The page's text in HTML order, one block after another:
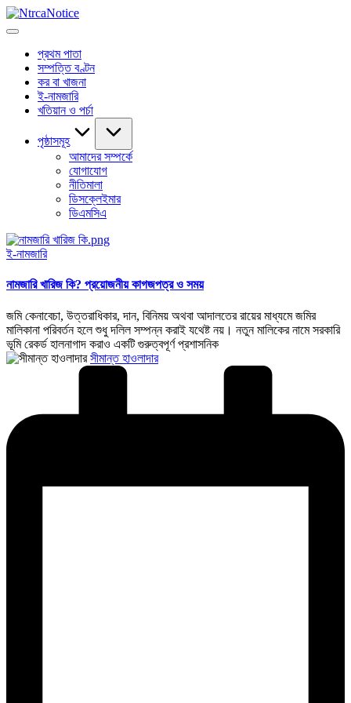
Skip
to
NtrcaNotice
বাংলাদেশের
সংক্রান্ত
প্রথম পাতা
সম্পত্তি বণ্টন
কর বা খাজনা
ই-নামজারি
খতিয়ান ও পর্চা
পৃষ্ঠাসমূহ
আমাদের সম্পর্কে
যোগাযোগ
নীতিমালা
ডিসক্লেইমার
ডিএমসিএ
Posted
ই-নামজারি
নামজারি খারিজ কি? প্রয়োজনীয় কাগজপত্র ও সময়
জমি কেনাবেচা, উত্তরাধিকার, দান, বিনিময় অথবা আদালতের রায়ের মাধ্যমে জমির
মালিকানা পরিবর্তন হলে শুধু দলিল সম্পন্ন করাই যথেষ্ট নয়। নতুন মালিকের নামে সরকারি
ভূমি রেকর্ড হালনাগাদ করাও একটি গুরুত্বপূর্ণ প্রশাসনিক
Posted
সীমান্ত হাওলাদার